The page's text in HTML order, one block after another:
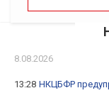
8.08.2026
13:28 НКЦБФР